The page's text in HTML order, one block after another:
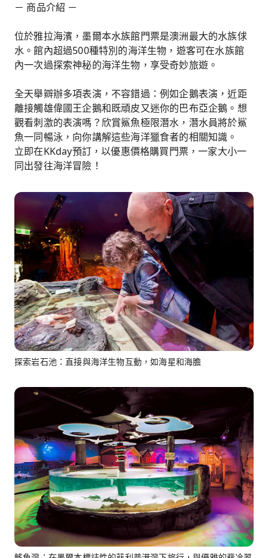
－ 商品介紹 －
位於雅拉海濱，墨爾本水族館門票是澳洲最大的水族俅
水。館內超過500種特別的海洋生物，遊客可在水族館
內一次過探索神秘的海洋生物，享受奇妙旅遊。
全天舉辧辦多項表演，不容錯過：例如企鵝表演，近距
離接觸雄偉國王企鵝和既頑皮又迷你的巴布亞企鵝。想
觀看刺激的表演嗎？欣賞鯊魚極限潛水，潛水員將於鯊
魚一同暢泳，向你講解這些海洋獵食者的相關知識。
立即在KKday預訂，以優惠價格購買門票，一家大小一
同出發往海洋冒險！
探索岩石池：直接與海洋生物互動，如海星和海膽